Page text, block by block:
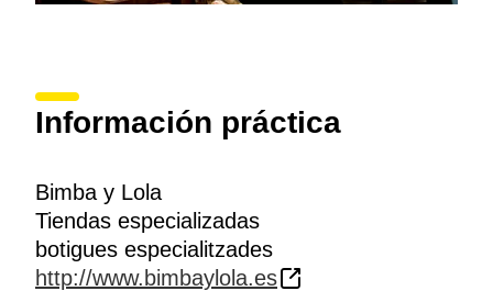
Información práctica
Bimba y Lola
Tiendas especializadas
botigues especialitzades
http://www.bimbaylola.es